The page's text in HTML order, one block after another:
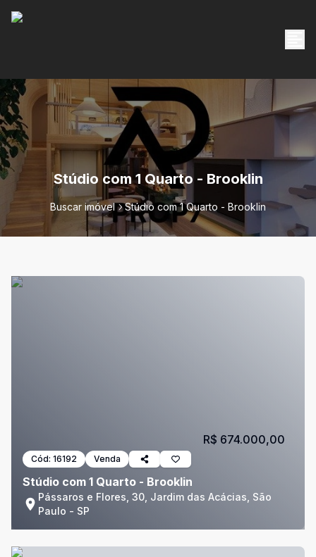
Stúdio com 1 Quarto - Brooklin
Buscar imóvel Stúdio com 1 Quarto - Brooklin
Cód: 16192 Venda
Stúdio com 1 Quarto - Brooklin
Pássaros e Flores, 30, Jardim das Acácias, São
Paulo - SP
R$ 674.000,00